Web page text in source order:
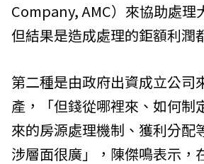
Company, AMC）來協助處理
但結果是造成處理的鉅額利潤
第二種是由政府出資成立公司
產，「但錢從哪裡來、如何制
來的房源處理機制、獲利分配
涉層面很廣」，陳傑鳴表示，